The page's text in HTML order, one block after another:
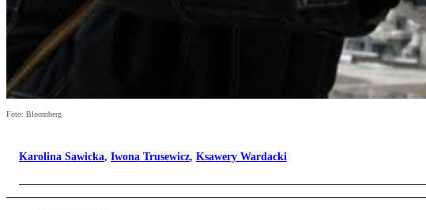
Foto: Bloomberg
Karolina Sawicka, Iwona Trusewicz, Ksawery Wardacki